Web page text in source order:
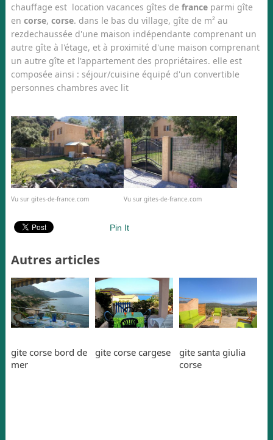
chauffage est location vacances gîtes de franceparmi gîte
en corse, corse. dans le bas du village, gîte de m² au
rezdechaussée d'une maison indépendante comprenant un
autre gîte à l'étage, et à proximité d'une maison comprenant
un autre gîte et l'appartement des propriétaires. elle est
composée ainsi : séjour/cuisine équipé d'un convertible
personnes chambres avec lit
Vu sur gites-de-france.com Vu sur gites-de-france.com
Pin It
Autres articles
gite corse bord de
mer
gite corse cargese
gite santa giulia
corse